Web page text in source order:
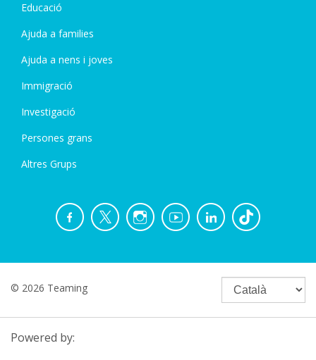
Educació
Ajuda a families
Ajuda a nens i joves
Immigració
Investigació
Persones grans
Altres Grups
© 2026 Teaming
Powered by: